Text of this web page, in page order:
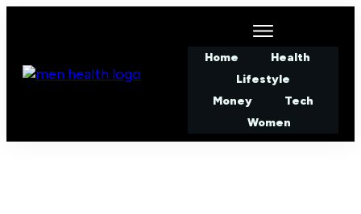
Home
Health
Lifestyle
Money
Tech
Women